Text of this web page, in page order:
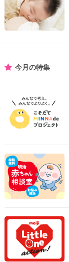
今月の特集